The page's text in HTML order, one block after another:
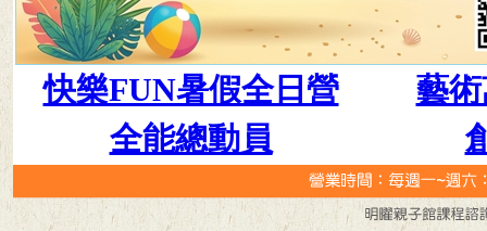
快樂FUN暑假全日營
藝
全能總動員